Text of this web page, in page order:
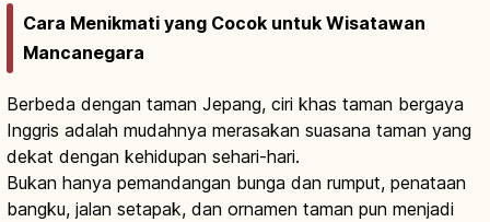
Cara Menikmati yang Cocok untuk Wisatawan
Mancanegara
Berbeda dengan taman Jepang, ciri khas taman bergaya
Inggris adalah mudahnya merasakan suasana taman yang
dekat dengan kehidupan sehari-hari.
Bukan hanya pemandangan bunga dan rumput, penataan
bangku, jalan setapak, dan ornamen taman pun menjadi